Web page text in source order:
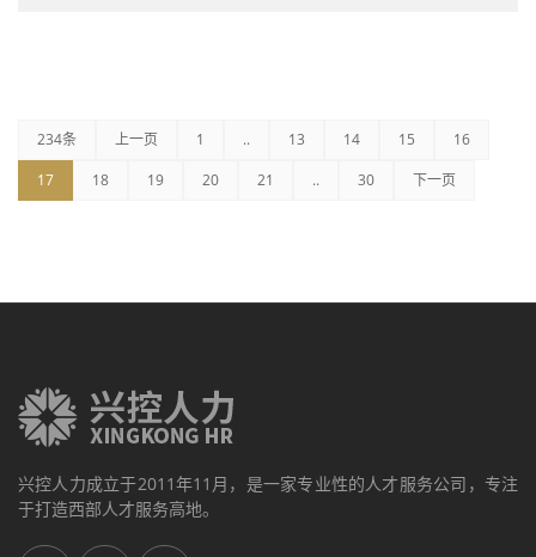
234条 上一页 1 .. 13 14 15
16
17
18 19 20 21 .. 30 下一页
兴控人力成立于2011年11月，是一家专业性的人才服务公司，专注
于打造西部人才服务高地。